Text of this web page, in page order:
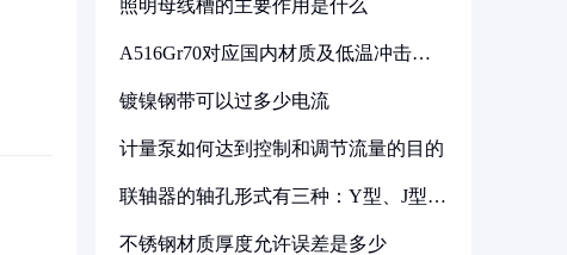
照明母线槽的主要作用是什么
A516Gr70对应国内材质及低温冲击要
镀镍钢带可以过多少电流
计量泵如何达到控制和调节流量的目的
联轴器的轴孔形式有三种：Y型、J型、
不锈钢材质厚度允许误差是多少